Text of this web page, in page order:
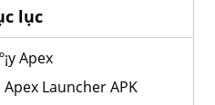
lục
Apex
Launcher APK